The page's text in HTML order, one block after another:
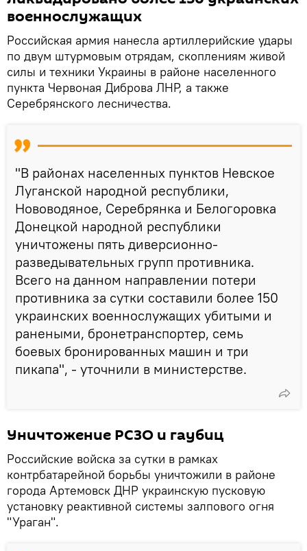
военнослужащих
Российская армия нанесла артиллерийские удары
по двум штурмовым отрядам, скоплениям живой
силы и техники Украины в районе населенного
пункта Червоная Диброва ЛНР, а также
Серебрянского лесничества.
"В районах населенных пунктов Невское
Луганской народной республики,
Нововодяное, Серебрянка и Белогоровка
Донецкой народной республики
уничтожены пять диверсионно-
разведывательных групп противника.
Всего на данном направлении потери
противника за сутки составили более 150
украинских военнослужащих убитыми и
ранеными, бронетранспортер, семь
боевых бронированных машин и три
пикапа", - уточнили в министерстве.
Уничтожение РСЗО и гаубиц
Российские войска за сутки в рамках
контрбатарейной борьбы уничтожили в районе
города Артемовск ДНР украинскую пусковую
установку реактивной системы залпового огня
"Ураган".